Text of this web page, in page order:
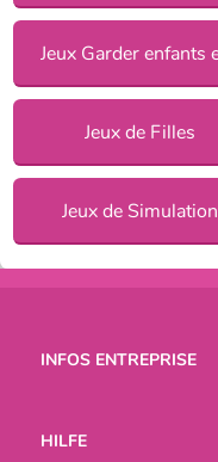
Jeux de Filles
Jeux de Simulation
INFOS ENTREPRISE
HILFE